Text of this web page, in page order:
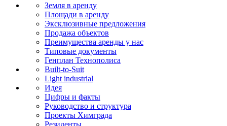
Земля в аренду
Площади в аренду
Эксклюзивные предложения
Продажа объектов
Преимущества аренды у нас
Типовые документы
Генплан Технополиса
Built-to-Suit
Light industrial
Идея
Цифры и факты
Руководство и структура
Проекты Химграда
Резиденты